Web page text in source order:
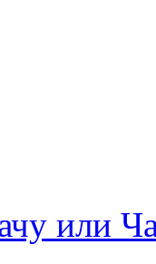
или